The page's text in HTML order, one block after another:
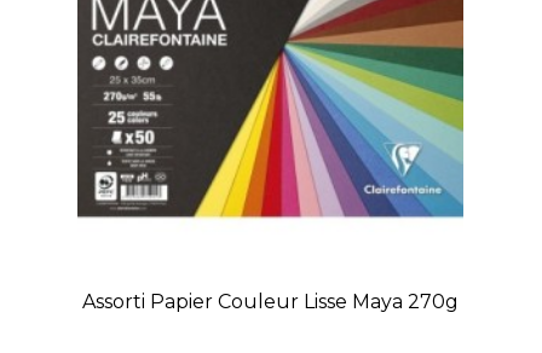
Assorti Papier Couleur Lisse Maya 270g